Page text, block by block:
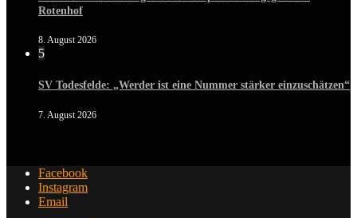
Rotenhof
8. August 2026
5
SV Todesfelde: „Werder ist eine Nummer stärker einzuschätzen“
7. August 2026
Facebook
Instagram
Email